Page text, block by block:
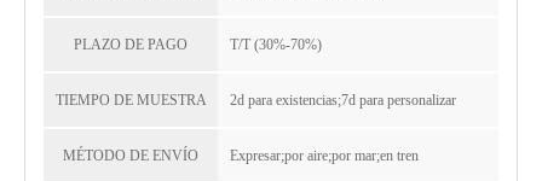
PLAZO DE PAGO T/T (30%-70%)
TIEMPO DE MUESTRA 2d para existencias;7d para personalizar
MÉTODO DE ENVÍO Expresar;por aire;por mar;en tren